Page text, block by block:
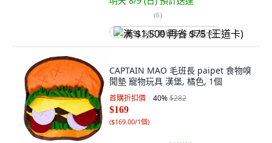
(6)
满 $1,500 再省 $75 (王道卡)
CAPTAIN MAO 毛班長 paipet 食物嗅
聞墊 寵物玩具 漢堡, 橘色, 1個
首購折扣價 40%$282
$169
($169.00/1個)